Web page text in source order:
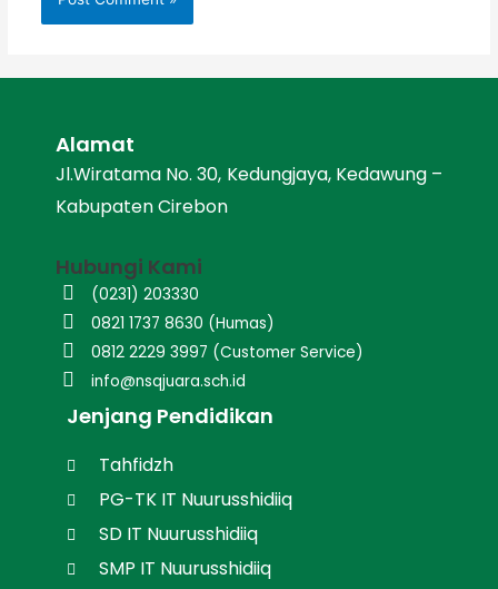
Alamat
Jl.Wiratama No. 30, Kedungjaya, Kedawung –
Kabupaten Cirebon
Hubungi Kami
(0231) 203330
0821 1737 8630 (Humas)
0812 2229 3997 (Customer Service)
info@nsqjuara.sch.id
Jenjang Pendidikan
Tahfidzh
PG-TK IT Nuurusshidiiq
SD IT Nuurusshidiiq
SMP IT Nuurusshidiiq